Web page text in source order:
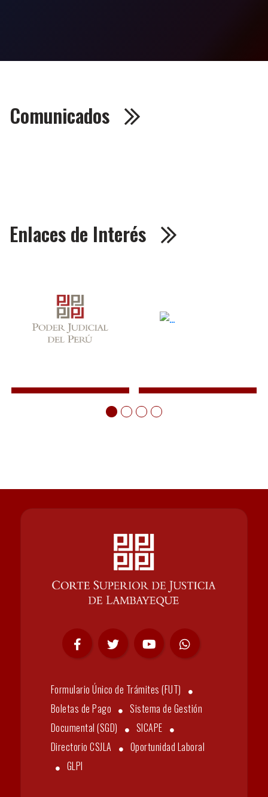
Comunicados
Enlaces de Interés
Formulario Único de Trámites (FUT)
Boletas de Pago
Sistema de Gestión
Documental (SGD)
SICAPE
Directorio CSJLA
Oportunidad Laboral
GLPI